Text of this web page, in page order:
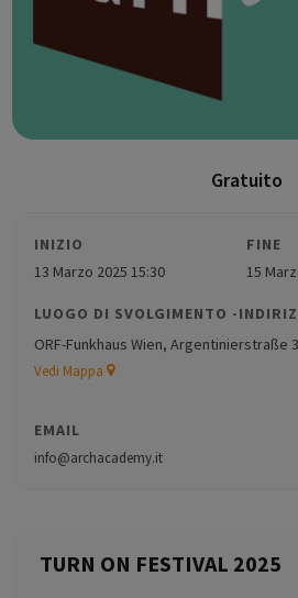
Gratuito
INIZIO
13 Marzo 2025 15:30
FINE
15
LUOGO DI SVOLGIMENTO -
ORF-Funkhaus Wien, Argentinierstraße
Vedi Mappa
EMAIL
info@archacademy.it
TURN ON FESTIVAL 2025